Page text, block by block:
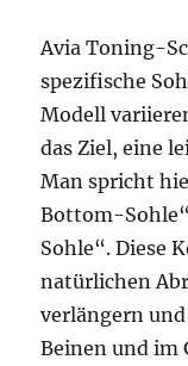
Avia Toning-
spezifische
Modell
das Ziel, eine
Man spricht
Bottom-
Sohle“. Diese
natürlichen
verlängern
Beinen und im